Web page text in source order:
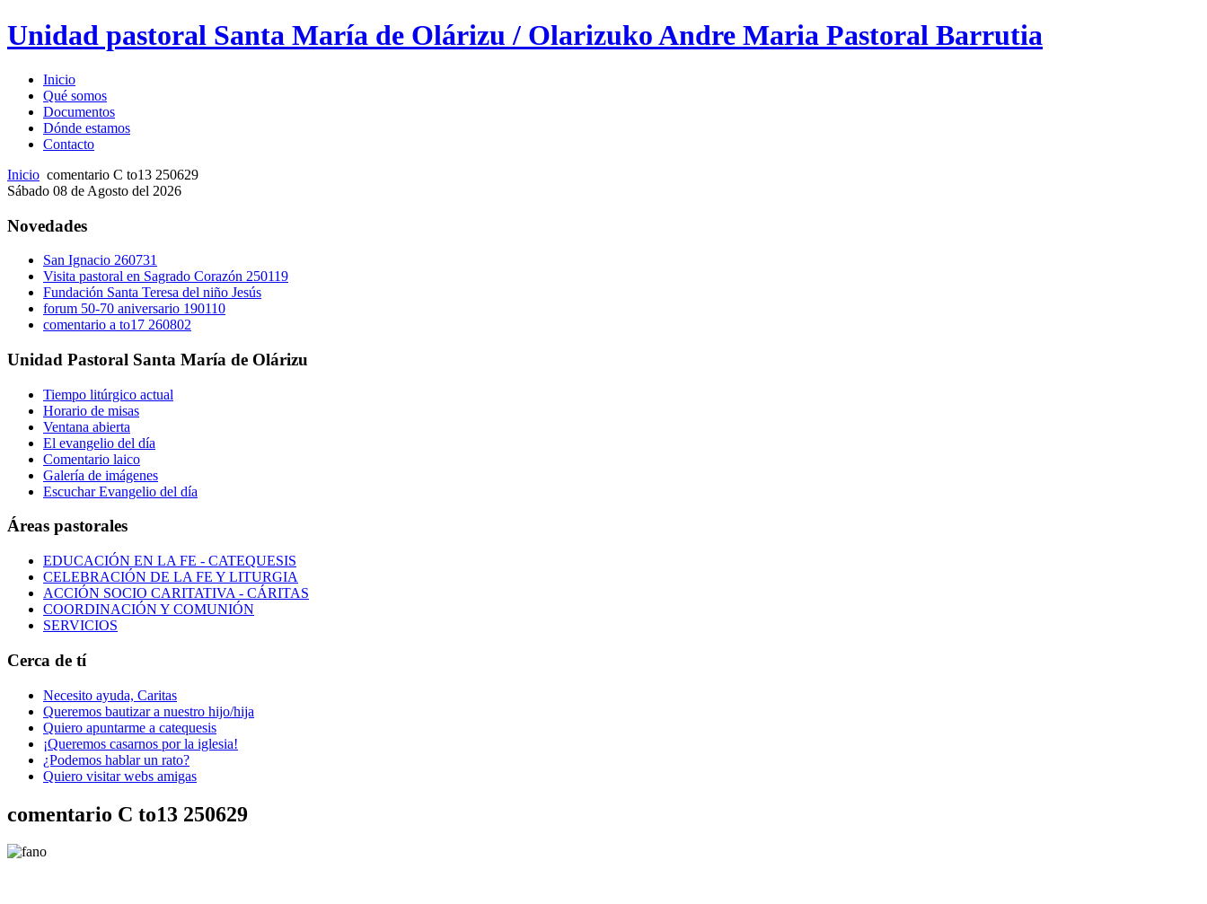
Unidad pastoral Santa María de Olárizu / Olarizuko Andre Maria Pastoral Barrutia
Inicio
Qué somos
Documentos
Dónde estamos
Contacto
Inicio comentario C to13 250629
Sábado 08 de Agosto del 2026
Novedades
San Ignacio 260731
Visita pastoral en Sagrado Corazón 250119
Fundación Santa Teresa del niño Jesús
forum 50-70 aniversario 190110
comentario a to17 260802
Unidad Pastoral Santa María de Olárizu
Tiempo litúrgico actual
Horario de misas
Ventana abierta
El evangelio del día
Comentario laico
Galería de imágenes
Escuchar Evangelio del día
Áreas pastorales
EDUCACIÓN EN LA FE - CATEQUESIS
CELEBRACIÓN DE LA FE Y LITURGIA
ACCIÓN SOCIO CARITATIVA - CÁRITAS
COORDINACIÓN Y COMUNIÓN
SERVICIOS
Cerca de tí
Necesito ayuda, Caritas
Queremos bautizar a nuestro hijo/hija
Quiero apuntarme a catequesis
¡Queremos casarnos por la iglesia!
¿Podemos hablar un rato?
Quiero visitar webs amigas
comentario C to13 250629